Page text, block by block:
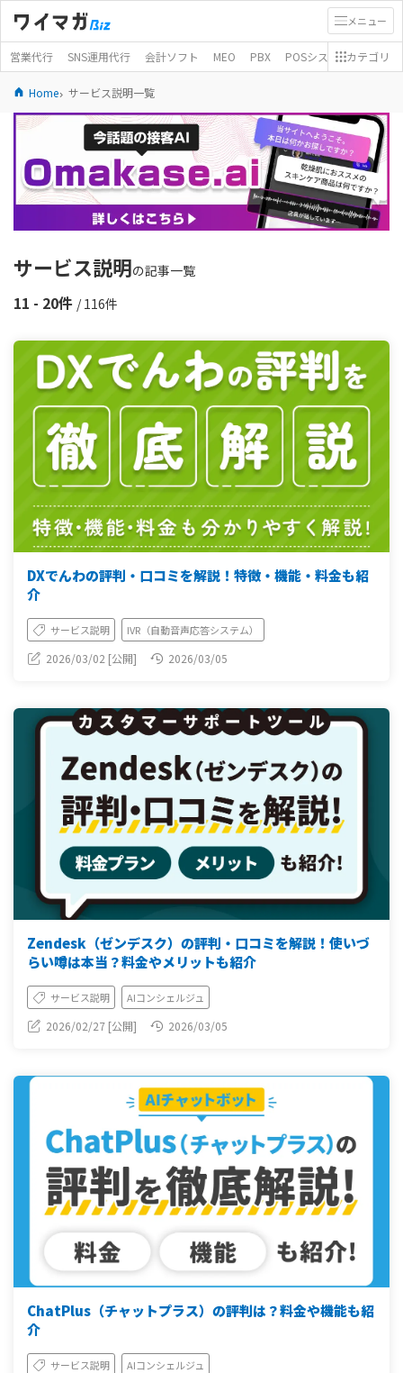
メニュー
営業代行 SNS運用代行 会計ソフト MEO PBX POSシステム モバイ
カテゴリ
Home サービス説明一覧
サービス説明の記事一覧
11 - 20件 / 116件
DXでんわの評判・口コミを解説！特徴・機能・料金も紹
介
サービス説明 IVR（自動音声応答システム）
2026/03/02 [公開] 2026/03/05
Zendesk（ゼンデスク）の評判・口コミを解説！使いづ
らい噂は本当？料金やメリットも紹介
サービス説明 AIコンシェルジュ
2026/02/27 [公開] 2026/03/05
ChatPlus（チャットプラス）の評判は？料金や機能も紹
介
サービス説明 AIコンシェルジュ